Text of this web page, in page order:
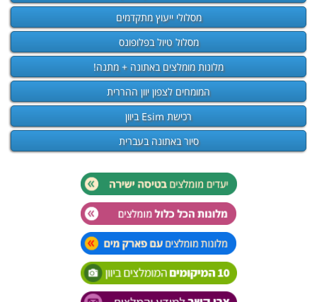
מסלולי ייעוץ מתקדמים
מסלול טיול בפלופונס
מלונות מומלצים באתונה + מתנה!
המומחים לצפון יוון ההררית
רכישת Esim ביוון
סיור באתונה בעברית